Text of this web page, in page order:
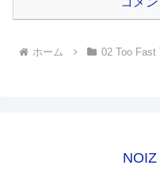
ホーム 02 Too Fast